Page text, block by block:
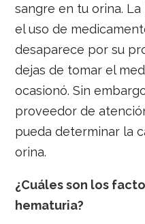
sangre en tu orina.
el uso de
desaparece por su
dejas de tomar el
ocasionó. Sin
proveedor de
pueda determinar la
orina.
¿Cuáles son los
hematuria?